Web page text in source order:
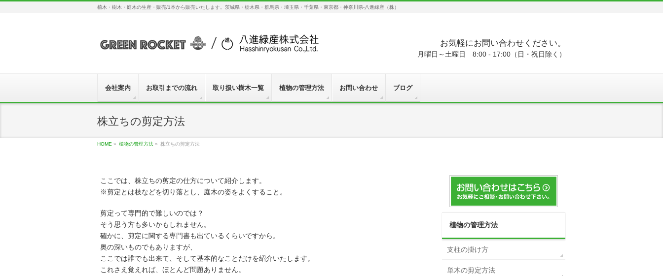
植木・樹木・庭木の生産・販売/1本から販売いたします。茨城県・栃木県・群馬県・埼玉県・千葉県・東京都・神奈川県-八進緑産（株）
お気軽にお問い合わせください。
月曜日～土曜日 8:00 - 17:00（日・祝日除く）
会社案内 お取引までの流れ 取り扱い樹木一覧 植物の管理方法 お問い合わせ ブログ
株立ちの剪定方法
HOME » 植物の管理方法 » 株立ちの剪定方法
ここでは、株立ちの剪定の仕方について紹介します。
※剪定とは枝などを切り落とし、庭木の姿をよくすること。
剪定って専門的で難しいのでは？
そう思う方も多いかもしれません。
確かに、剪定に関する専門書も出ているくらいですから。
奥の深いものでもありますが、
ここでは誰でも出来て、そして基本的なことだけを紹介いたします。
これさえ覚えれば、ほとんど問題ありません。
植物の管理方法
支柱の掛け方
単木の剪定方法